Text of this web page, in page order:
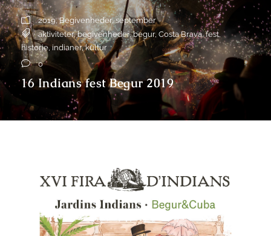
2019, Begivenheder, september
aktiviteter, begivenheder, begur, Costa Brava, fest
historie, indianer, kultur
0
16 Indians fest Begur 2019